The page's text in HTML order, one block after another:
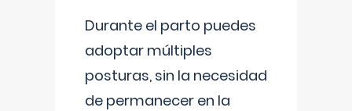
Durante el parto puedes
adoptar múltiples
posturas, sin la necesidad
de permanecer en la